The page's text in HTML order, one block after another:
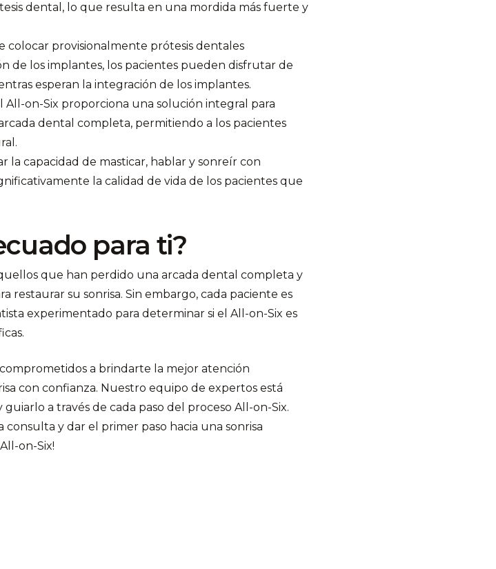
dental, lo que resulta en una mordida más fuerte y
colocar provisionalmente prótesis dentales
de los implantes, los pacientes pueden disfrutar de
esperan la integración de los implantes.
All-on-Six proporciona una solución integral para
dental completa, permitiendo a los pacientes
la capacidad de masticar, hablar y sonreír con
la calidad de vida de los pacientes que
para ti?
que han perdido una arcada dental completa y
restaurar su sonrisa. Sin embargo, cada paciente es
experimentado para determinar si el All-on-Six es
a brindarte la mejor atención
con confianza. Nuestro equipo de expertos está
a través de cada paso del proceso All-on-Six.
y dar el primer paso hacia una sonrisa
on-Six!